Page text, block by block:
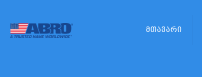
მთავარი